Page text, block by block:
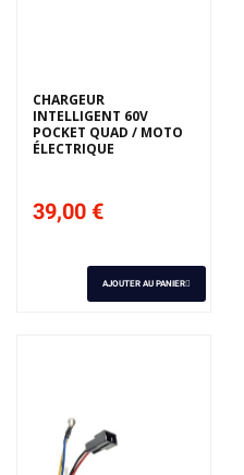
CHARGEUR
INTELLIGENT 60V
POCKET QUAD / MOTO
ÉLECTRIQUE
39,00 €
AJOUTER AU PANIER